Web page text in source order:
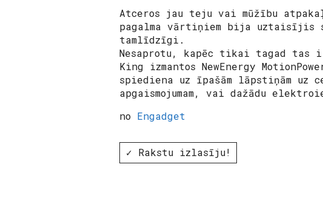
Atceros jau teju vai mūžību
pagalma vārtiņiem bija uztaisījis
tamlīdzīgi.
Nesaprotu, kapēc tikai tagad tas ir
King izmantos NewEnergy
spiediena uz īpašām lāpstiņām
apgaismojumam, vai dažādu
no Engadget
✓ Rakstu izlasīju!